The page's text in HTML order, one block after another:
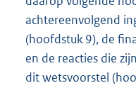
achtereenvolgend
(hoofdstuk 9), de
en de reacties die
dit wetsvoorstel